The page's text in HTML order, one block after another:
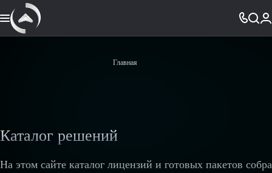
Главная
Каталог решений
На этом сайте каталог лицензий и готовых пакетов